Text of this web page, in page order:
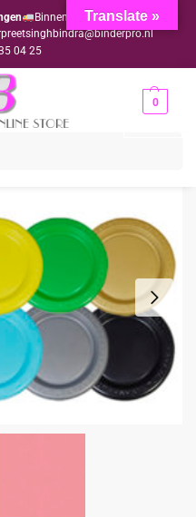
Binnen 1-3 dagen geleverd
04 25
0
Translate »